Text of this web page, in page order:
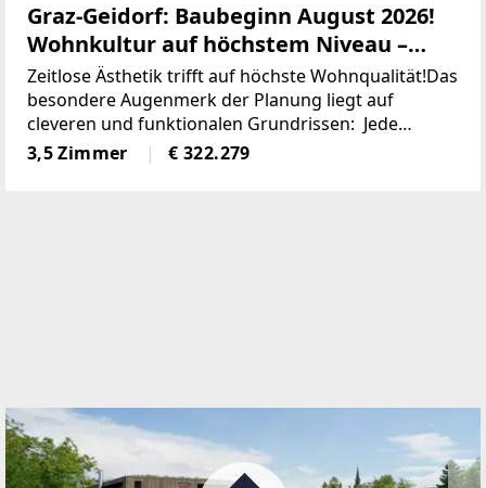
Graz-Geidorf: Baubeginn August 2026!
Wohnkultur auf höchstem Niveau –
Erstbezug im exklusiven
Neubauprojekt! Honorarfrei für Käufer:
innen!
Zeitlose Ästhetik trifft auf höchste Wohnqualität!Das
besondere Augenmerk der Planung liegt auf
cleveren und funktionalen Grundrissen: Jede
Wohnung punktet mit offenen, hellen Wohn-Ess-
Bereichen, ruhigen Schlafzimmern, praktischen
3,5 Zimmer € 322.279